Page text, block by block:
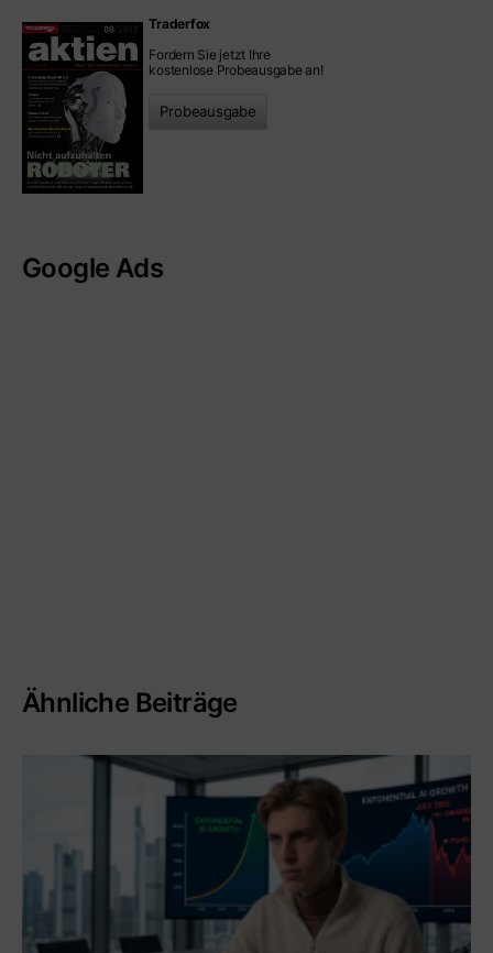
Traderfox
Fordern Sie jetzt Ihre
kostenlose Probeausgabe an!
Probeausgabe
Google Ads
Ähnliche Beiträge